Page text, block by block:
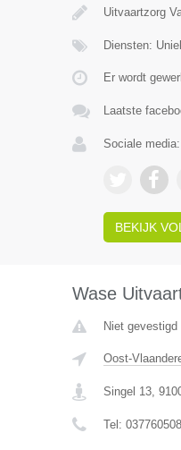
Uitvaartzorg
Diensten:
Er wordt
Laatste
Sociale media:
BEKIJK
Wase
Niet
Oost-
Singel 13,
Tel: 037760508